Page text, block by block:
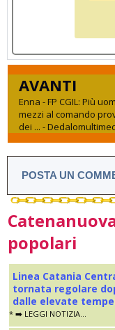
AVANTI
Enna - FP CGIL: Più
mezzi al comando
dei ... -
POSTA UN
popolari
Linea Catania
tornata regolare
dalle elevate
* ➡️ LEGGI NOTIZIA...